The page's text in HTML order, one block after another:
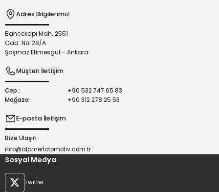
Adres Bilgilerimiz
Bahçekapı Mah. 2551
Cad. No: 28/A
Şaşmaz Etimesgut - Ankara
Müşteri İletişim
Cep :
+90 532 747 65 83
Mağaza :
+90 312 278 25 53
E-posta İletişim
Bize Ulaşın :
info@alpmertotomotiv.com.tr
Sosyal Medya
Twitter